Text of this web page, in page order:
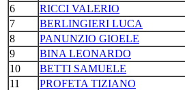
6
RICCI VALERIO
7
BERLINGIERI LUCA
8
PANUNZIO GIOELE
9
BINA LEONARDO
10
BETTI SAMUELE
11
PROFETA TIZIANO